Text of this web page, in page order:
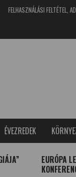
FELHASZNÁLÁSI FELTÉTEL,
ÉVEZREDEK
EURÓPA